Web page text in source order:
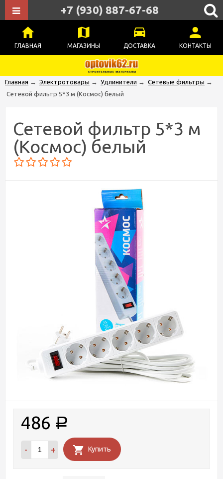
ГЛАВНАЯ МАГАЗИНЫ ДОСТАВКА КОНТАКТЫ
+7 (930) 887-67-68
Главная → Электротовары → Удлинители → Сетевые фильтры →
Сетевой фильтр 5*3 м (Космос) белый
Сетевой фильтр 5*3 м
(Космос) белый
486 Р
- + Купить